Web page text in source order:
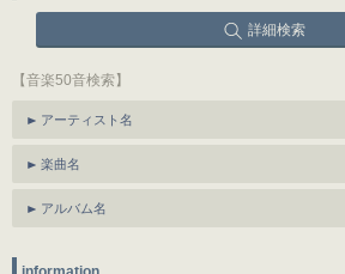
詳細検索
【音楽50音検索】
アーティスト名
楽曲名
アルバム名